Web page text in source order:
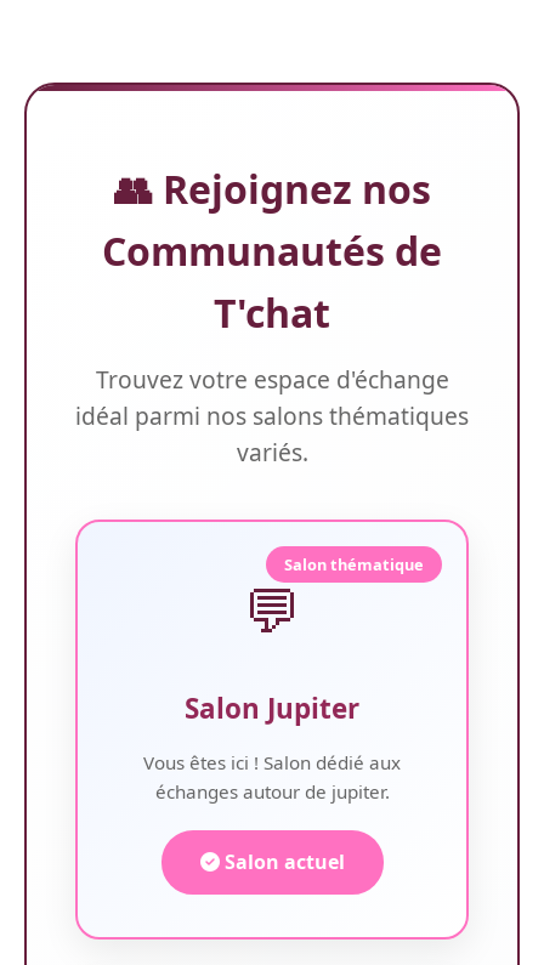
👥 Rejoignez nos
Communautés de
T'chat
Trouvez votre espace d'échange
idéal parmi nos salons thématiques
variés.
Salon thématique
💬
Salon Jupiter
Vous êtes ici ! Salon dédié aux
échanges autour de jupiter.
Salon actuel